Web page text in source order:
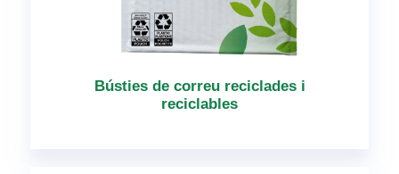
Bústies de correu reciclades i
reciclables